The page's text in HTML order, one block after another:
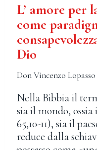
L’ amore per
come
Dio
Don Vincenzo Lopasso
Nella Bibbia il
sia il mondo, ossia
65,10-11), sia il
reduce dalla